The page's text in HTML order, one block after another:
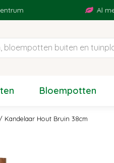
Kandelaar Hout Bruin 38cm
Al meer
Bloempotten